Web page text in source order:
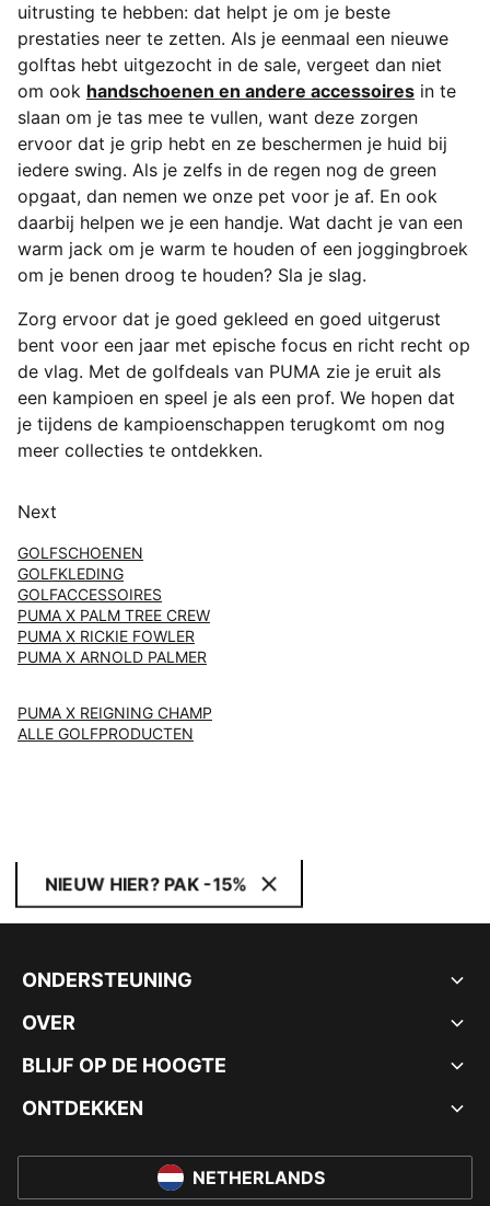
uitrusting te hebben: dat helpt je om je beste
prestaties neer te zetten. Als je eenmaal een nieuwe
golftas hebt uitgezocht in de sale, vergeet dan niet
om ook handschoenen en andere accessoires in te
slaan om je tas mee te vullen, want deze zorgen
ervoor dat je grip hebt en ze beschermen je huid bij
iedere swing. Als je zelfs in de regen nog de green
opgaat, dan nemen we onze pet voor je af. En ook
daarbij helpen we je een handje. Wat dacht je van een
warm jack om je warm te houden of een joggingbroek
om je benen droog te houden? Sla je slag.
Zorg ervoor dat je goed gekleed en goed uitgerust
bent voor een jaar met epische focus en richt recht op
de vlag. Met de golfdeals van PUMA zie je eruit als
een kampioen en speel je als een prof. We hopen dat
je tijdens de kampioenschappen terugkomt om nog
meer collecties te ontdekken.
Next
GOLFSCHOENEN
GOLFKLEDING
GOLFACCESSOIRES
PUMA X PALM TREE CREW
PUMA X RICKIE FOWLER
PUMA X ARNOLD PALMER
PUMA X REIGNING CHAMP
ALLE GOLFPRODUCTEN
NIEUW HIER? PAK -15%
ONDERSTEUNING
OVER
BLIJF OP DE HOOGTE
ONTDEKKEN
NETHERLANDS